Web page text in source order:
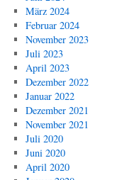
März 2024
Februar 2024
November 2023
Juli 2023
April 2023
Dezember 2022
Januar 2022
Dezember 2021
November 2021
Juli 2020
Juni 2020
April 2020